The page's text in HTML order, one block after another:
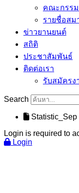
คณะกรร
รายชื่อสม
ข่าวยานยนต์
สถิติ
ประชาสัมพันธ์
ติดต่อเรา
รับสมัครง
Search
Statistic_Sep
Login is required to
Login